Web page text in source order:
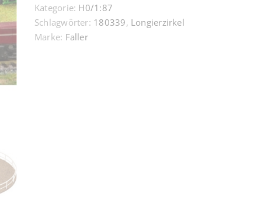
Kategorie: H0/1:87
Schlagwörter: 180339, Longierzirkel
Marke: Faller